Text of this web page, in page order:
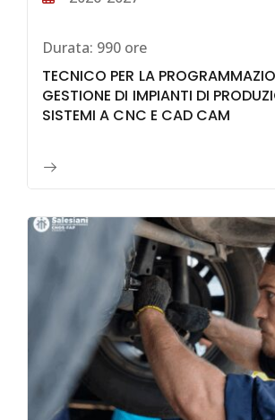
Durata: 990 ore
TECNICO PER LA
GESTIONE DI IMPIANTI DI
SISTEMI A CNC E CAD CAM